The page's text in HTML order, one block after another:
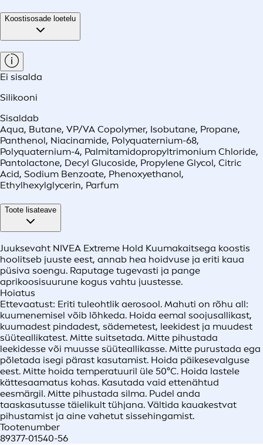
Koostisosade loetelu
Ei sisalda
Silikooni
Sisaldab
Aqua, Butane, VP/VA Copolymer, Isobutane, Propane,
Panthenol, Niacinamide, Polyquaternium-68,
Polyquaternium-4, Palmitamidopropyltrimonium Chloride,
Pantolactone, Decyl Glucoside, Propylene Glycol, Citric
Acid, Sodium Benzoate, Phenoxyethanol,
Ethylhexylglycerin, Parfum
Toote lisateave
Juuksevaht NIVEA Extreme Hold Kuumakaitsega koostis
hoolitseb juuste eest, annab hea hoidvuse ja eriti kaua
püsiva soengu. Raputage tugevasti ja pange
aprikoosisuurune kogus vahtu juustesse.
Hoiatus
Ettevaatust: Eriti tuleohtlik aerosool. Mahuti on rõhu all:
kuumenemisel võib lõhkeda. Hoida eemal soojusallikast,
kuumadest pindadest, sädemetest, leekidest ja muudest
süüteallikatest. Mitte suitsetada. Mitte pihustada
leekidesse või muusse süüteallikasse. Mitte purustada ega
põletada isegi pärast kasutamist. Hoida päikesevalguse
eest. Mitte hoida temperatuuril üle 50°C. Hoida lastele
kättesaamatus kohas. Kasutada vaid ettenähtud
eesmärgil. Mitte pihustada silma. Pudel anda
taaskasutusse täielikult tühjana. Vältida kauakestvat
pihustamist ja aine vahetut sissehingamist.
Tootenumber
89377-01540-56